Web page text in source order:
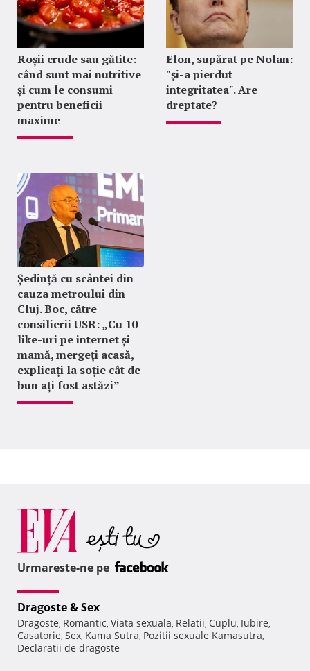
Roșii crude sau gătite:
când sunt mai nutritive
și cum le consumi
pentru beneficii
maxime
Elon, supărat pe Nolan:
"şi-a pierdut
integritatea". Are
dreptate?
Ședință cu scântei din
cauza metroului din
Cluj. Boc, către
consilierii USR: „Cu 10
like-uri pe internet și
mamă, mergeți acasă,
explicați la soție cât de
bun ați fost astăzi”
Urmareste-ne pe
Dragoste & Sex
Dragoste, Romantic, Viata sexuala, Relatii, Cuplu, Iubire,
Casatorie, Sex, Kama Sutra, Pozitii sexuale Kamasutra,
Declaratii de dragoste